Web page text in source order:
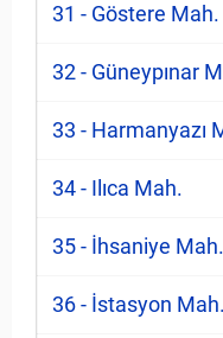
31 - Göstere Mah.
32 - Güneypınar
33 - Harmanyazı
34 - Ilıca Mah.
35 - İhsaniye Mah.
36 - İstasyon Mah.